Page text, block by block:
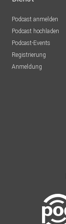
Podcast anmelden
Podcast hochladen
Podcast-Events
Registrierung
Anmeldung